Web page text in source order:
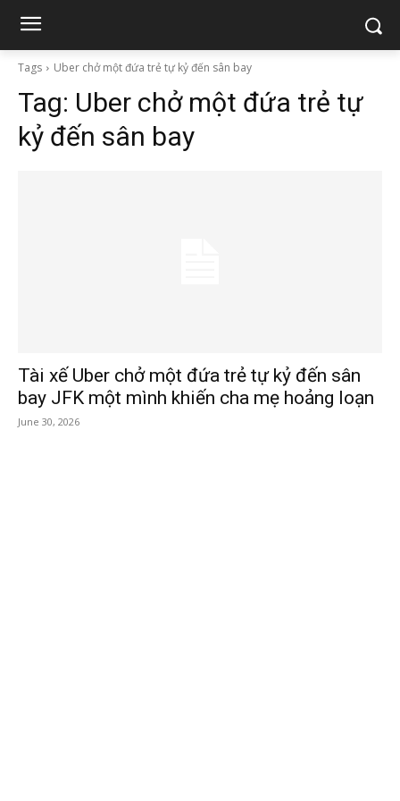
Tags Uber chở một đứa trẻ tự kỷ đến sân bay
Tag: Uber chở một đứa trẻ tự
kỷ đến sân bay
Tài xế Uber chở một đứa trẻ tự kỷ đến sân
bay JFK một mình khiến cha mẹ hoảng loạn
June 30, 2026